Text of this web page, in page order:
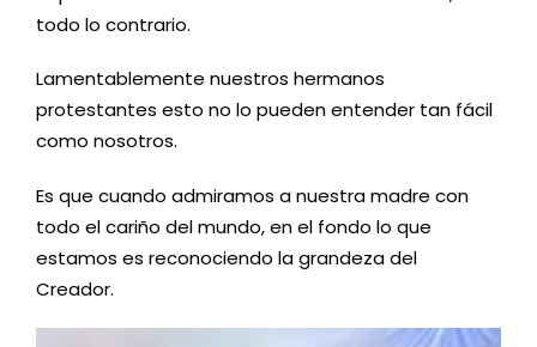
todo lo contrario.
Lamentablemente nuestros hermanos
protestantes esto no lo pueden entender tan fácil
como nosotros.
Es que cuando admiramos a nuestra madre con
todo el cariño del mundo, en el fondo lo que
estamos es reconociendo la grandeza del
Creador.